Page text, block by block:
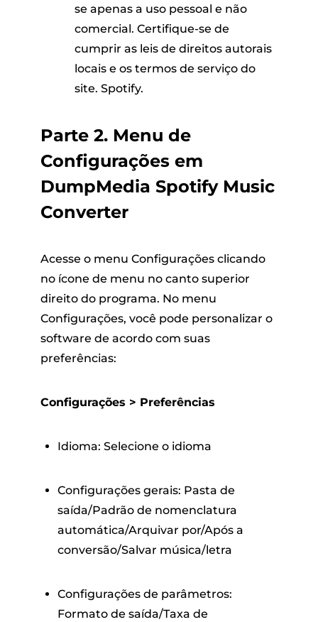
se apenas a uso pessoal e não
comercial. Certifique-se de
cumprir as leis de direitos autorais
locais e os termos de serviço do
site. Spotify.
Parte 2. Menu de
Configurações em
DumpMedia Spotify Music
Converter
Acesse o menu Configurações clicando
no ícone de menu no canto superior
direito do programa. No menu
Configurações, você pode personalizar o
software de acordo com suas
preferências:
Configurações > Preferências
Idioma: Selecione o idioma
Configurações gerais: Pasta de
saída/Padrão de nomenclatura
automática/Arquivar por/Após a
conversão/Salvar música/letra
Configurações de parâmetros:
Formato de saída/Taxa de